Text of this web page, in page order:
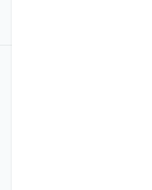
و واردات انواع فن های
بین کانالی، مرغداری و